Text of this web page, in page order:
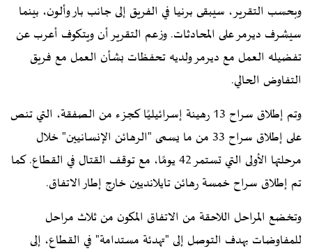
وبحسب التقرير، سيبقى برنيا في الفريق إلى جانب بار وألون، بينما
سيشرف ديرمر على المحادثات. وزعم التقرير أن ويتكوف أعرب عن
تفضيله العمل مع ديرمر ولديه تحفظات بشأن العمل مع فريق
التفاوض الحالي.
وتم إطلاق سراح 13 رهينة إسرائيليًا كجزء من الصفقة، التي تنص
على إطلاق سراح 33 من ما يسمى "الرهائن الإنسانيين" خلال
مرحلتها الأولى التي تستمر 42 يومًا، مع توقف القتال في القطاع. كما
تم إطلاق سراح خمسة رهائن تايلانديين خارج إطار الاتفاق.
وتخضع المراحل اللاحقة من الاتفاق المكون من ثلاث مراحل
للمفاوضات بهدف التوصل إلى "تهدئة مستدامة" في القطاع، إلى